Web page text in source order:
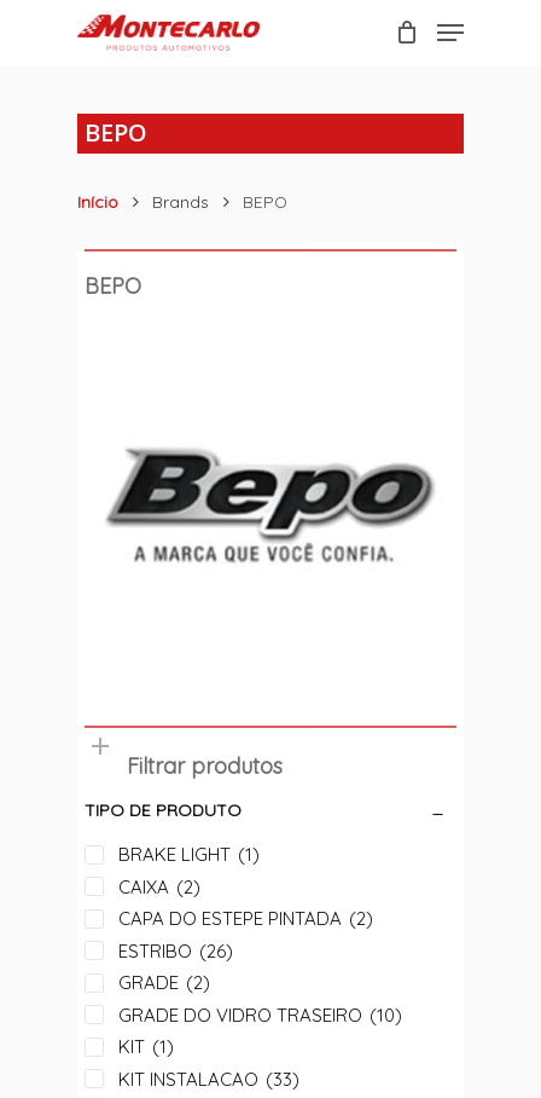
Menu
Carrinho
BEPO
Início Brands BEPO
BEPO
Filtrar produtos
TIPO DE PRODUTO
BRAKE LIGHT (1)
CAIXA (2)
CAPA DO ESTEPE PINTADA (2)
ESTRIBO (26)
GRADE (2)
GRADE DO VIDRO TRASEIRO (10)
KIT (1)
KIT INSTALACAO (33)